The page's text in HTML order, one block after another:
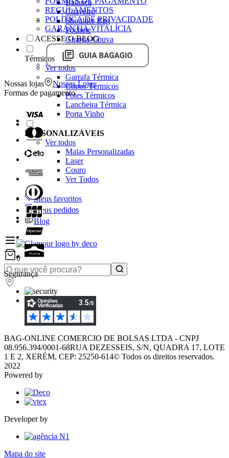
Balança
Chaveiro
Shoulder Bag
Pochete
Guarda-Chuva
Térmicos
Ver todos
Garrafa Térmica
Copos Térmicos
Potes Térmicos
Lancheira Térmica
Porta Vinho
PERSONALIZÁVEIS
Ver todos
Malas Personalizadas
Laser
Couro
Ver Todos
Meus favoritos
Meus pedidos
Blog
0
REGULAMENTOS
POLÍTICA DE PRIVACIDADE
GARANTIA VITALÍCIA
ACESSE O BLOG
Nossas lojas
Nossas Lojas
Formas de pagamento
Segurança
BAG-ONLINE COMERCIO DE BOLSAS LTDA - CNPJ
08.956.394/0001-68RUA DEZESSEIS, S/N, QUADRA 17, LOTE
1 E 2, XERÉM, CEP: 25250-614© Todos os direitos reservados.
2022
Powered by
Developer by
Mapa do site